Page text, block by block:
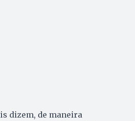
dizem, de maneira